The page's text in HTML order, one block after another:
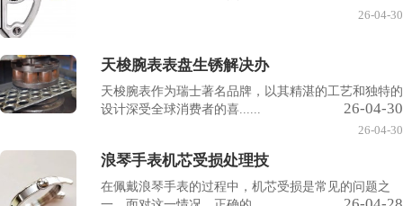
26-04-30
天梭腕表表盘生锈解决办
天梭腕表作为瑞士著名品牌，以其精湛的工艺和独特的
设计深受全球消费者的喜......
26-04-30
26-04-30
浪琴手表机芯受损处理技
在佩戴浪琴手表的过程中，机芯受损是常见的问题之